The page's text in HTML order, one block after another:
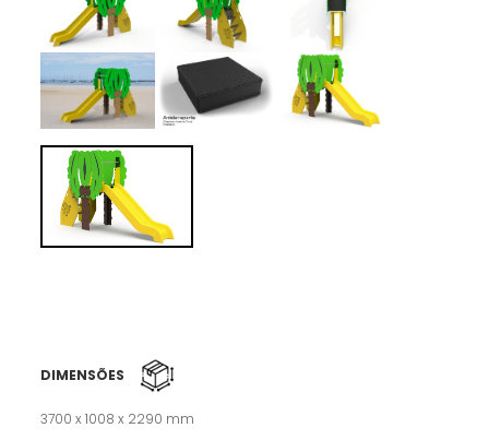
DIMENSÕES
3700 x 1008 x 2290 mm